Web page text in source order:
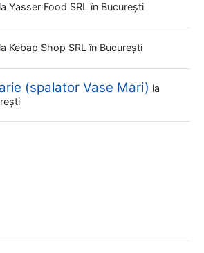
la Yasser Food SRL în București
la Kebap Shop SRL în București
(spalator Vase Mari) la